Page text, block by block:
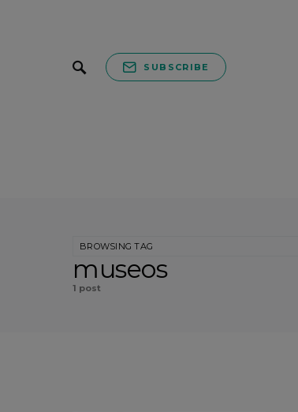
SUBSCRIBE
BROWSING TAG
museos
1 post